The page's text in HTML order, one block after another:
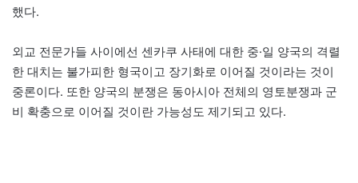
했다.
외교 전문가들 사이에선 센카쿠 사태에 대한 중·일 양국의 격렬
한 대치는 불가피한 형국이고 장기화로 이어질 것이라는 것이
중론이다. 또한 양국의 분쟁은 동아시아 전체의 영토분쟁과 군
비 확충으로 이어질 것이란 가능성도 제기되고 있다.